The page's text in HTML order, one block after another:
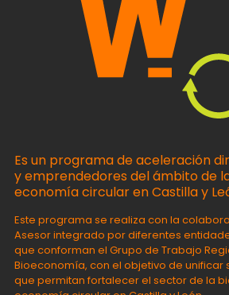
Es un programa de aceleración
y emprendedores del ámbito de
economía circular en Castilla y
Este programa se realiza con la col
Asesor integrado por diferentes
que conforman el Grupo de Trabajo
Bioeconomía, con el objetivo de unificar
que permitan fortalecer el sector de la